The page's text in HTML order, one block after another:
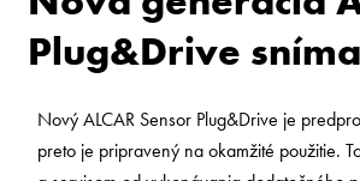
Plug&Drive
Nový ALCAR Sensor Plug&Drive je
preto je pripravený na okamžité použitie.